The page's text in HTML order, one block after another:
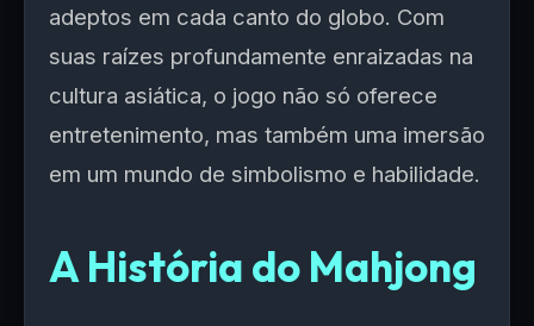
adeptos em cada canto do globo. Com
suas raízes profundamente enraizadas na
cultura asiática, o jogo não só oferece
entretenimento, mas também uma imersão
em um mundo de simbolismo e habilidade.
A História do Mahjong